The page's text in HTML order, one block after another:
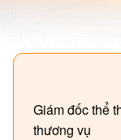
Giám đốc thể
thương vụ